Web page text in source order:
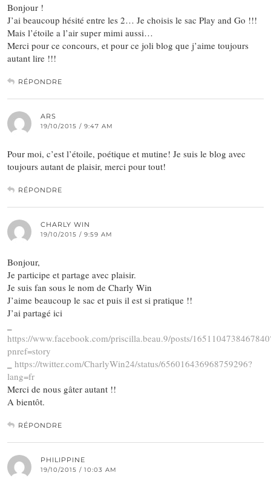
Bonjour !
J’ai beaucoup hésité entre les 2… Je choisis le sac Play and Go !!!
Mais l’étoile a l’air super mimi aussi…
Merci pour ce concours, et pour ce joli blog que j’aime toujours
autant lire !!!
RÉPONDRE
ARS
19/10/2015 / 9:47 AM
Pour moi, c’est l’étoile, poétique et mutine! Je suis le blog avec
toujours autant de plaisir, merci pour tout!
RÉPONDRE
CHARLY WIN
19/10/2015 / 9:59 AM
Bonjour,
Je participe et partage avec plaisir.
Je suis fan sous le nom de Charly Win
J’aime beaucoup le sac et puis il est si pratique !!
J’ai partagé ici
https://www.facebook.com/priscilla.beau.9/posts/
pnref=story
https://twitter.com/CharlyWin24/status/656016436968759296?
lang=fr
Merci de nous gâter autant !!
A bientôt.
RÉPONDRE
PHILIPPINE
19/10/2015 / 10:03 AM